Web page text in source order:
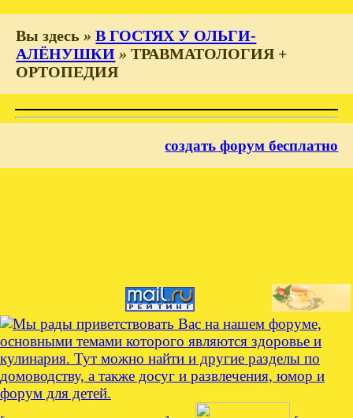
Вы здесь »В ГОСТЯХ У ОЛЬГИ-
АЛЁНУШКИ »ТРАВМАТОЛОГИЯ +
ОРТОПЕДИЯ
создать форум бесплатно